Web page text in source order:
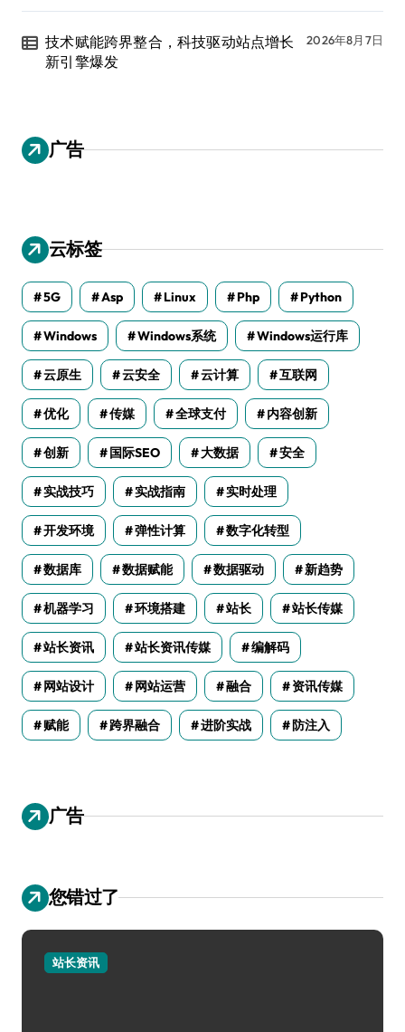
技术赋能跨界整合，科技驱动站点增长
新引擎爆发
2026年8月7日
广告
云标签
5G Asp Linux Php Python
Windows Windows系统 Windows运行库
云原生 云安全 云计算 互联网
优化 传媒 全球支付 内容创新
创新 国际SEO 大数据 安全
实战技巧 实战指南 实时处理
开发环境 弹性计算 数字化转型
数据库 数据赋能 数据驱动 新趋势
机器学习 环境搭建 站长 站长传媒
站长资讯 站长资讯传媒 编解码
网站设计 网站运营 融合 资讯传媒
赋能 跨界融合 进阶实战 防注入
广告
您错过了
站长资讯